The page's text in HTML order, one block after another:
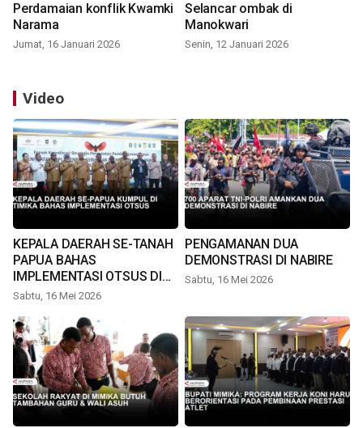
Perdamaian konflik Kwamki
Narama
Jumat, 16 Januari 2026
Selancar ombak di
Manokwari
Senin, 12 Januari 2026
Video
KEPALA DAERAH SE-TANAH
PAPUA BAHAS
IMPLEMENTASI OTSUS DI
TIMIKA
Sabtu, 16 Mei 2026
PENGAMANAN DUA
DEMONSTRASI DI NABIRE
Sabtu, 16 Mei 2026